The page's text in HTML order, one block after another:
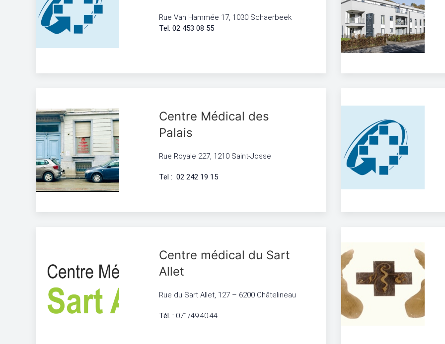
Rue Van Hammée 17, 1030 Schaerbeek
Tel: 02 453 08 55
Centre Médical des
Palais
Rue Royale 227, 1210 Saint-Josse
Tel : 02 242 19 15
Centre médical du Sart
Allet
Rue du Sart Allet, 127 – 6200 Châtelineau
Tél. : 071/49.40.44